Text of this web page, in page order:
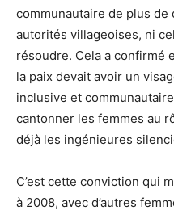
communautaire de plus
autorités villageoises, ni
résoudre. Cela a confirmé
la paix devait avoir un
inclusive et
cantonner les femmes au
déjà les ingénieures
C’est cette conviction qui
à 2008, avec d’autres